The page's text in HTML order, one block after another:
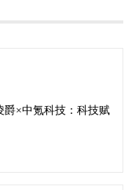
爵×中氪科技：科技赋